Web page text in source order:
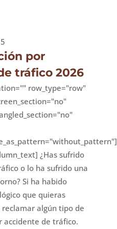
por
tráfico 2026
row_type="row"
¿Has sufrido
o lo ha sufrido una
Si ha habido
que quieras
reclamar algún tipo de
accidente de tráfico.